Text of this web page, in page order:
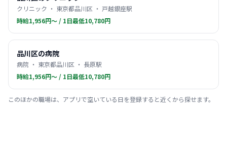
クリニック ・ 東京都品川区 ・ 戸越銀座駅
時給1,956円〜 / 1日最低10,780円
品川区の病院
病院 ・ 東京都品川区 ・ 長原駅
時給1,956円〜 / 1日最低10,780円
このほかの職場は、アプリで空いている日を登録すると近くから探せます。